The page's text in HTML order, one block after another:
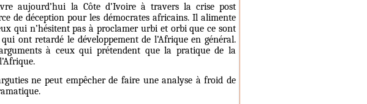
aujourd’hui la Côte d’Ivoire à travers la crise post
de déception pour les démocrates africains. Il alimente
qui n’hésitent pas à proclamer urbi et orbi que ce sont
ont retardé le développement de l’Afrique en général.
à ceux qui prétendent que la pratique de la
ne peut empêcher de faire une analyse à froid de